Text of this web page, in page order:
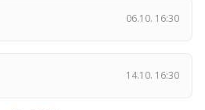
06.10. 16:30
14.10. 16:30